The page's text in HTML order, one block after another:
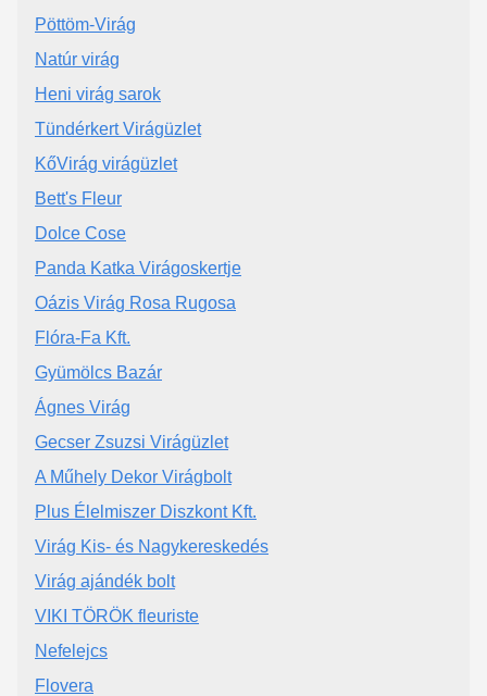
Pöttöm-Virág
Natúr virág
Heni virág sarok
Tündérkert Virágüzlet
KőVirág virágüzlet
Bett's Fleur
Dolce Cose
Panda Katka Virágoskertje
Oázis Virág Rosa Rugosa
Flóra-Fa Kft.
Gyümölcs Bazár
Ágnes Virág
Gecser Zsuzsi Virágüzlet
A Műhely Dekor Virágbolt
Plus Élelmiszer Diszkont Kft.
Virág Kis- és Nagykereskedés
Virág ajándék bolt
VIKI TÖRÖK fleuriste
Nefelejcs
Flovera